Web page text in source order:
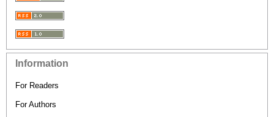
Information
For Readers
For Authors